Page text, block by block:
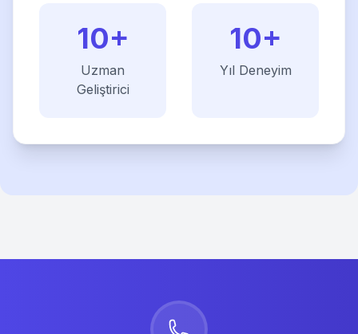
10+
Uzman
Geliştirici
10+
Yıl Deneyim